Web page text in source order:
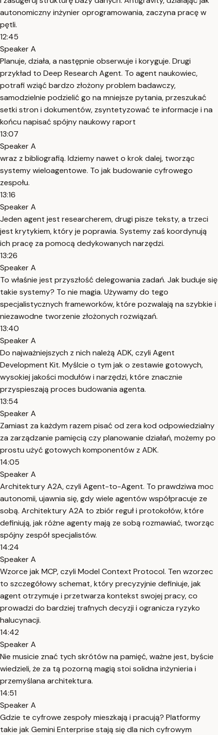
autonomiczny inżynier oprogramowania, zaczyna pracę w
pętli.
12:45
Speaker A
Planuje, działa, a następnie obserwuje i koryguje. Drugi
przykład to Deep Research Agent. To agent naukowiec,
potrafi wziąć bardzo złożony problem badawczy,
samodzielnie podzielić go na mniejsze pytania, przeszukać
setki stron i dokumentów, zsyntetyzować te informacje i na
końcu napisać spójny naukowy raport
13:07
Speaker A
wraz z bibliografią. Idziemy nawet o krok dalej, tworząc
systemy wieloagentowe. To jak budowanie cyfrowego
zespołu.
13:16
Speaker A
Jeden agent jest researcherem, drugi pisze teksty, a trzeci
jest krytykiem, który je poprawia. Systemy zaś koordynują
ich pracę za pomocą dedykowanych narzędzi.
13:26
Speaker A
To właśnie jest przyszłość delegowania zadań. Jak buduje się
takie systemy? To nie magia. Używamy do tego
specjalistycznych frameworków, które pozwalają na szybkie i
niezawodne tworzenie złożonych rozwiązań.
13:40
Speaker A
Do najważniejszych z nich należą ADK, czyli Agent
Development Kit. Myślcie o tym jak o zestawie gotowych,
wysokiej jakości modułów i narzędzi, które znacznie
przyspieszają proces budowania agenta.
13:54
Speaker A
Zamiast za każdym razem pisać od zera kod odpowiedzialny
za zarządzanie pamięcią czy planowanie działań, możemy po
prostu użyć gotowych komponentów z ADK.
14:05
Speaker A
Architektury A2A, czyli Agent-to-Agent. To prawdziwa moc
autonomii, ujawnia się, gdy wiele agentów współpracuje ze
sobą. Architektury A2A to zbiór reguł i protokołów, które
definiują, jak różne agenty mają ze sobą rozmawiać, tworząc
spójny zespół specjalistów.
14:24
Speaker A
Wzorce jak MCP, czyli Model Context Protocol. Ten wzorzec
to szczegółowy schemat, który precyzyjnie definiuje, jak
agent otrzymuje i przetwarza kontekst swojej pracy, co
prowadzi do bardziej trafnych decyzji i ogranicza ryzyko
halucynacji.
14:42
Speaker A
Nie musicie znać tych skrótów na pamięć, ważne jest, byście
wiedzieli, że za tą pozorną magią stoi solidna inżynieria i
przemyślana architektura.
14:51
Speaker A
Gdzie te cyfrowe zespoły mieszkają i pracują? Platformy
takie jak Gemini Enterprise stają się dla nich cyfrowym